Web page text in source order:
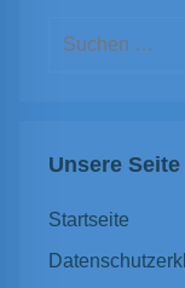
Suchen
Unsere Seite
Startseite